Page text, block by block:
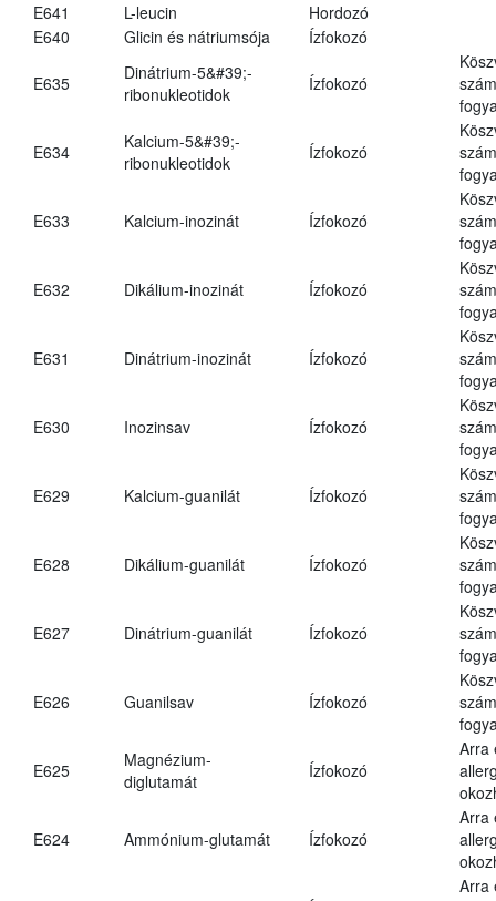
E641
L-leucin
Hordozó
E640
Glicin és nátriumsója Ízfokozó
E635
Dinátrium-5&#39;-
ribonukleotidok
Ízfokozó
E634
Kalcium-5&#39;-
ribonukleotidok
Ízfokozó
E633 Kalcium-inozinát Ízfokozó
E632 Dikálium-inozinát Ízfokozó
E631 Dinátrium-inozinát Ízfokozó
E630 Inozinsav Ízfokozó
E629 Kalcium-guanilát Ízfokozó
E628 Dikálium-guanilát Ízfokozó
E627 Dinátrium-guanilát Ízfokozó
E626 Guanilsav Ízfokozó
E625
Magnézium-
diglutamát
Ízfokozó
Arra
E624 Ammónium-glutamát Ízfokozó
Arra
Arra